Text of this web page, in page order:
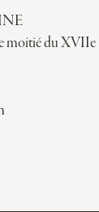
moitié du XVIIe